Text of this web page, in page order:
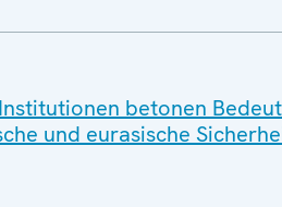
betonen
und eurasische